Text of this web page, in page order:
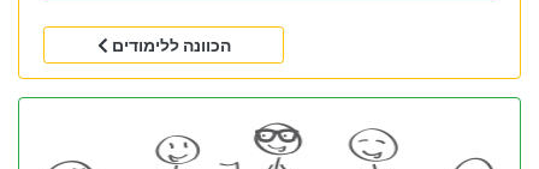
הכוונה ללימודים